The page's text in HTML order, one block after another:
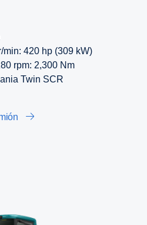
min: 420 hp (309 kW)
rpm: 2,300 Nm
Twin SCR